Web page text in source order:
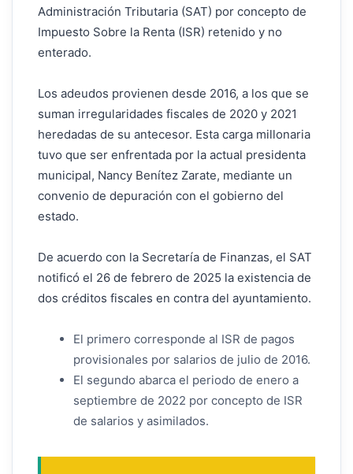
Administración Tributaria (SAT) por concepto de
Impuesto Sobre la Renta (ISR) retenido y no
enterado.
Los adeudos provienen desde 2016, a los que se
suman irregularidades fiscales de 2020 y 2021
heredadas de su antecesor. Esta carga millonaria
tuvo que ser enfrentada por la actual presidenta
municipal, Nancy Benítez Zarate, mediante un
convenio de depuración con el gobierno del
estado.
De acuerdo con la Secretaría de Finanzas, el SAT
notificó el 26 de febrero de 2025 la existencia de
dos créditos fiscales en contra del ayuntamiento.
El primero corresponde al ISR de pagos
provisionales por salarios de julio de 2016.
El segundo abarca el periodo de enero a
septiembre de 2022 por concepto de ISR
de salarios y asimilados.